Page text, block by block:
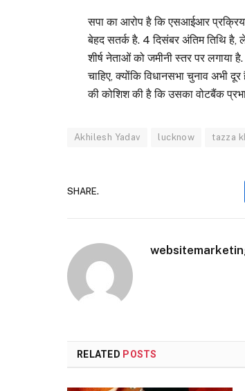
सपा का आरोप है कि एसआईआर
बेहद सतर्क है. 4 दिसंबर अंतिम तिथि
शीर्ष नेताओं को जमीनी स्तर पर
चाहिए, क्योंकि विधानसभा चुनाव अभी
की कोशिश की है कि उसका वोटबैंक
Akhilesh Yadav lucknow tazza
SHARE.
RELATED POSTS